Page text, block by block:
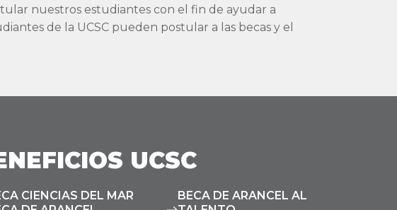
nuestros estudiantes con el fin de ayudar a
de la UCSC pueden postular a las becas y el
UCSC
CIENCIAS DEL MAR
BECA DE ARANCEL AL